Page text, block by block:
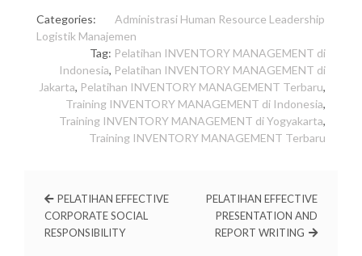
Categories: Administrasi Human Resource Leadership
Logistik Manajemen
Tag: Pelatihan INVENTORY MANAGEMENT di
Indonesia, Pelatihan INVENTORY MANAGEMENT di
Jakarta, Pelatihan INVENTORY MANAGEMENT Terbaru,
Training INVENTORY MANAGEMENT di Indonesia,
Training INVENTORY MANAGEMENT di Yogyakarta,
Training INVENTORY MANAGEMENT Terbaru
PELATIHAN EFFECTIVE
CORPORATE SOCIAL
RESPONSIBILITY
PELATIHAN EFFECTIVE
PRESENTATION AND
REPORT WRITING